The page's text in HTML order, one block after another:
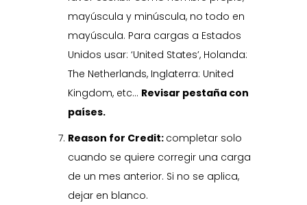
mayúscula y minúscula, no todo en
mayúscula. Para cargas a Estados
Unidos usar: ‘United States’, Holanda:
The Netherlands, Inglaterra: United
Kingdom, etc… Revisar pestaña con
países.
Reason for Credit: completar solo
cuando se quiere corregir una carga
de un mes anterior. Si no se aplica,
dejar en blanco.